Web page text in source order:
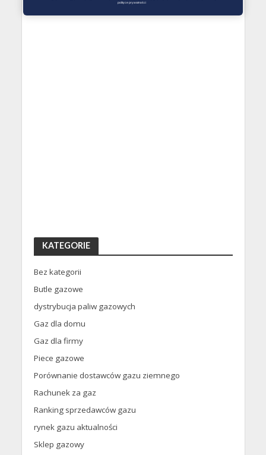
KATEGORIE
Bez kategorii
Butle gazowe
dystrybucja paliw gazowych
Gaz dla domu
Gaz dla firmy
Piece gazowe
Porównanie dostawców gazu ziemnego
Rachunek za gaz
Ranking sprzedawców gazu
rynek gazu aktualności
Sklep gazowy
polityce prywatności